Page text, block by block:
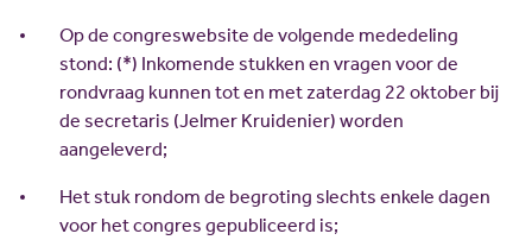
Op de congreswebsite de volgende mededeling
stond: (*) Inkomende stukken en vragen voor de
rondvraag kunnen tot en met zaterdag 22 oktober bij
de secretaris (Jelmer Kruidenier) worden
aangeleverd;
Het stuk rondom de begroting slechts enkele dagen
voor het congres gepubliceerd is;